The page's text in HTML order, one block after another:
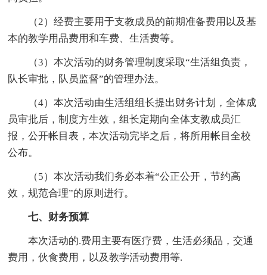
（2）经费主要用于支教成员的前期准备费用以及基
本的教学用品费用和车费、生活费等。
（3）本次活动的财务管理制度采取“生活组负责，
队长审批，队员监督”的管理办法。
（4）本次活动由生活组组长提出财务计划，全体成
员审批后，制度方生效，组长定期向全体支教成员汇
报，公开帐目表，本次活动完毕之后，将所用帐目全校
公布。
（5）本次活动我们务必本着“公正公开，节约高
效，规范合理”的原则进行。
七、财务预算
本次活动的.费用主要有医疗费，生活必须品，交通
费用，伙食费用，以及教学活动费用等.